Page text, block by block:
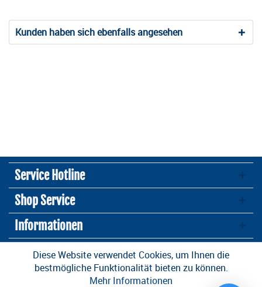
Kunden haben sich ebenfalls angesehen
Service Hotline
Shop Service
Informationen
Newsletter
* Alle Preise inkl. gesetzl. Mehrwertsteuer zzgl.Versandkosten und ggf.
Diese Website verwendet Cookies, um Ihnen die
bestmögliche Funktionalität bieten zu können.
Mehr Informationen